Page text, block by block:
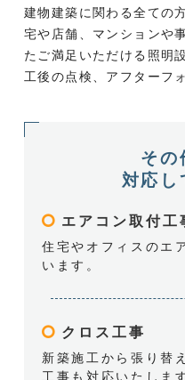
建物建築に関わる全ての
宅や店舗、マンションや
たご満足いただける照明
工後の点検、アフターフ
その
対応
エアコン取付工
住宅やオフィスのエ
います。
クロス工事
新築施工から張り替
工事も対応いたします